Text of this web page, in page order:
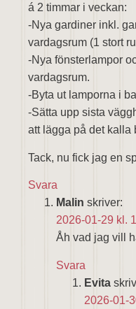
á 2 timmar i veckan:
-Nya gardiner inkl.
vardagsrum (1 stort
-Nya fönsterlampor
vardagsrum.
-Byta ut lamporna i
-Sätta upp sista
att lägga på det kalla
Tack, nu fick jag en
Svara
Malin skriver:
2026-01-29 kl.
Åh vad jag vill
Svara
Evita
2026-01-